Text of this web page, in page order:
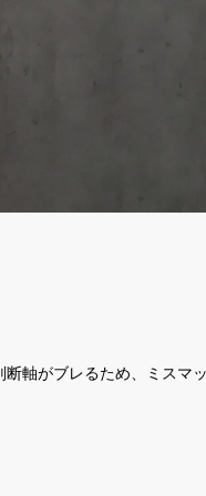
断軸がブレるため、ミスマ